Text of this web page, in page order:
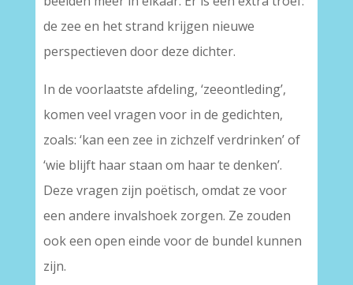
de zee en het strand krijgen nieuwe
perspectieven door deze dichter.
In de voorlaatste afdeling, ‘zeeontleding’,
komen veel vragen voor in de gedichten,
zoals: ‘kan een zee in zichzelf verdrinken’ of
‘wie blijft haar staan om haar te denken’.
Deze vragen zijn poëtisch, omdat ze voor
een andere invalshoek zorgen. Ze zouden
ook een open einde voor de bundel kunnen
zijn.